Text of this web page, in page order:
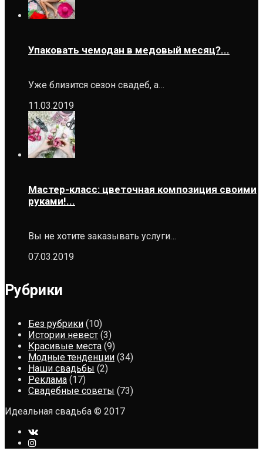
Упаковать чемодан в медовый месяц?...
Уже близится сезон свадеб, а…
11.03.2019
Мастер-класс: цветочная композиция своими
руками!...
Вы не хотите заказывать услуги…
07.03.2019
Рубрики
Без рубрики (10)
Истории невест (3)
Красивые места (9)
Модные тенденции (34)
Наши свадьбы (2)
Реклама (17)
Свадебные советы (73)
Идеальная свадьба © 2017